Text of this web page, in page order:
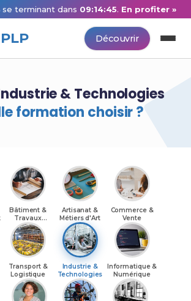
se terminant dans 09:14:44. En profiter »
PLP Découvrir
& Technologies
formation choisir ?
Bâtiment &
Travaux
Publics
Artisanat &
Métiers d'Art
Commerce &
Vente
Transport &
Logistique
Industrie &
Technologies
Informatique &
Numérique